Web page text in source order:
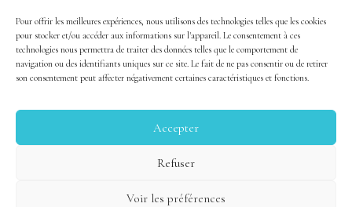
Pour offrir les meilleures expériences, nous utilisons des technologies telles que les cookies
pour stocker et/ou accéder aux informations sur l'appareil. Le consentement à ces
technologies nous permettra de traiter des données telles que le comportement de
navigation ou des identifiants uniques sur ce site. Le fait de ne pas consentir ou de retirer
son consentement peut affecter négativement certaines caractéristiques et fonctions.
Accepter
Refuser
Voir les préférences
Tous droits réservés 1983-2020 FSAL /